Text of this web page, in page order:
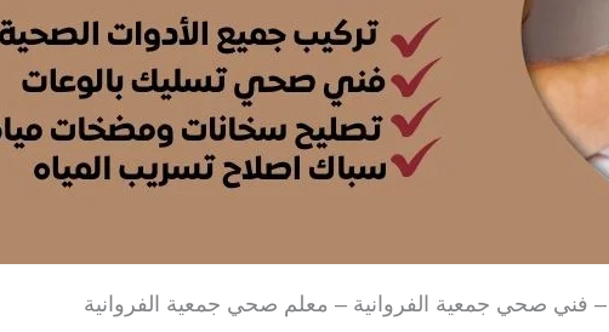
فني صحي جمعية الفروانية – معلم صحي جمعية الفروانية